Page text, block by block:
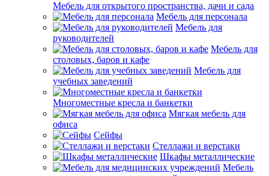
Мебель для открытого пространства, дачи и сада
Мебель для персонала
Мебель для
руководителей
Мебель для
столовых, баров и кафе
Мебель для
учебных заведений
Многоместные кресла и банкетки
Мягкая мебель для
офиса
Сейфы
Стеллажи и верстаки
Шкафы металлические
Мебель